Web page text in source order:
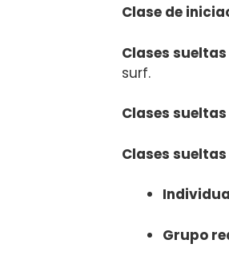
Clase de
Clases
surf.
Clases
Clases
Grupo